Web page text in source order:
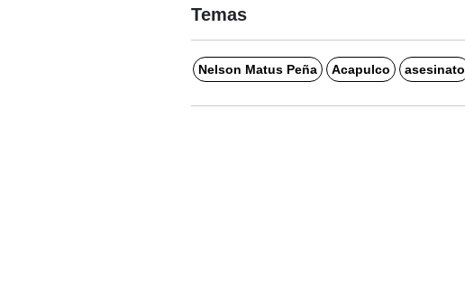
Temas
Nelson Matus Peña Acapulco asesinato